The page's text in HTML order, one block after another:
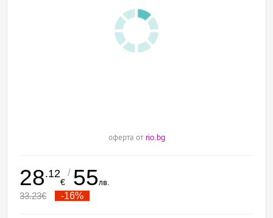
оферта от rio.bg
28.12
€
/ 55лв.
33.23€ -16%